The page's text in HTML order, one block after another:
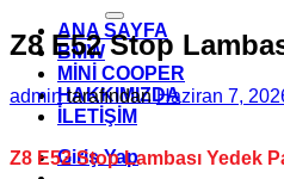
ANA SAYFA
BMW
MİNİ COOPER
HAKKIMIZDA
İLETİŞİM
Giriş Yap
Z8 E52 Stop
admintarafından Haziran 7,
Z8 E52 Stop Lambası Yedek